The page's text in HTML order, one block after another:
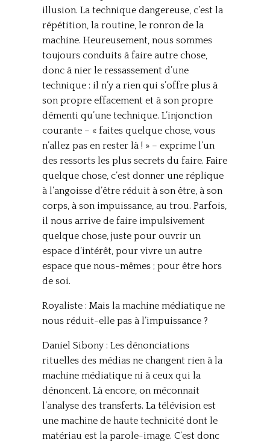
illusion. La technique dangereuse, c’est la
répétition, la routine, le ronron de la
machine. Heureusement, nous sommes
toujours conduits à faire autre chose,
donc à nier le ressassement d’une
technique : il n’y a rien qui s’offre plus à
son propre effacement et à son propre
démenti qu’une technique. L’injonction
courante – « faites quelque chose, vous
n’allez pas en rester là ! » – exprime l’un
des ressorts les plus secrets du faire. Faire
quelque chose, c’est donner une réplique
à l’angoisse d’être réduit à son être, à son
corps, à son impuissance, au trou. Parfois,
il nous arrive de faire impulsivement
quelque chose, juste pour ouvrir un
espace d’intérêt, pour vivre un autre
espace que nous-mêmes ; pour être hors
de soi.
Royaliste : Mais la machine médiatique ne
nous réduit-elle pas à l’impuissance ?
Daniel Sibony : Les dénonciations
rituelles des médias ne changent rien à la
machine médiatique ni à ceux qui la
dénoncent. Là encore, on méconnait
l’analyse des transferts. La télévision est
une machine de haute technicité dont le
matériau est la parole-image. C’est donc